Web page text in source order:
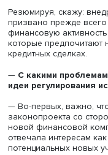
При этом стоит
показали свою
2022 годов и
связаны с
выражена не в виде
доходности
— Как вы оцените
исламского